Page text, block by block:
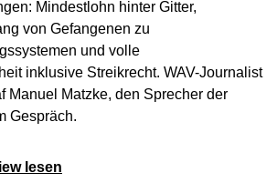
Mindestlohn hinter Gitter,
von Gefangenen zu
und volle
inklusive Streikrecht. WAV-Journalist
Manuel Matzke, den Sprecher der
Gespräch.
lesen